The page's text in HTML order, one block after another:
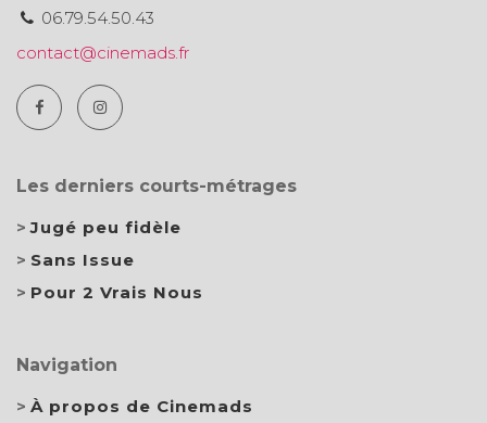
06.79.54.50.43
contact@cinemads.fr
Les derniers courts-métrages
Jugé peu fidèle
Sans Issue
Pour 2 Vrais Nous
Navigation
À propos de Cinemads